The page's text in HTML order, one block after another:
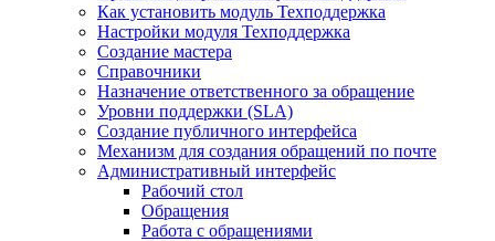
Как установить модуль Техподдержка
Настройки модуля Техподдержка
Создание мастера
Справочники
Назначение ответственного за обращение
Уровни поддержки (SLA)
Создание публичного интерфейса
Механизм для создания обращений по почте
Административный интерфейс
Рабочий стол
Обращения
Работа с обращениями